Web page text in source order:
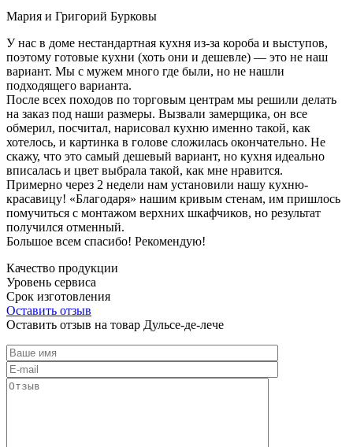
Мария и Григорий Бурковы
У нас в доме нестандартная кухня из-за короба и выступов,
поэтому готовые кухни (хоть они и дешевле) — это не наш
вариант. Мы с мужем много где были, но не нашли
подходящего варианта.
После всех походов по торговым центрам мы решили делать
на заказ под наши размеры. Вызвали замерщика, он все
обмерил, посчитал, нарисовал кухню именно такой, как
хотелось, и картинка в голове сложилась окончательно. Не
скажу, что это самый дешевый вариант, но кухня идеально
вписалась и цвет выбрала такой, как мне нравится.
Примерно через 2 недели нам установили нашу кухню-
красавицу! «Благодаря» нашим кривым стенам, им пришлось
помучиться с монтажом верхних шкафчиков, но результат
получился отменный.
Большое всем спасибо! Рекомендую!
Качество продукции
Уровень сервиса
Срок изготовления
Оставить отзыв
Оставить отзыв на товар Дульсе-де-лече